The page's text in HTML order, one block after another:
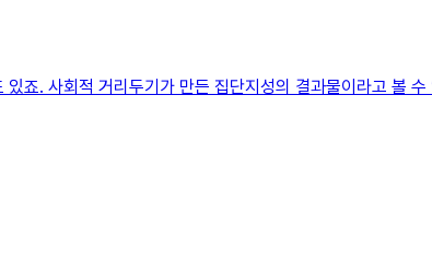
죠. 사회적 거리두기가 만든 집단지성의 결과물이라고 볼